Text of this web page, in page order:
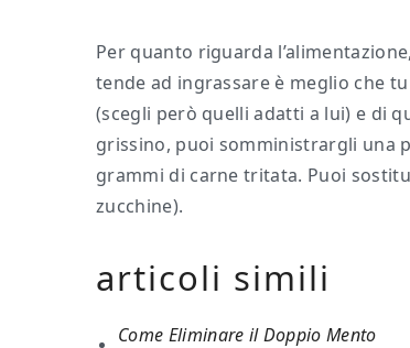
Per quanto riguarda
tende ad ingrassare è meglio che
(scegli però quelli adatti a lui) e di
grissino, puoi somministrargli una
grammi di carne tritata. Puoi
zucchine).
articoli simili
Come Eliminare il Doppio Mento